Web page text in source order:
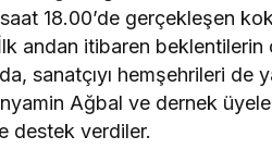
18.00’de gerçekleşen
andan itibaren
sanatçıyı hemşehrileri de
Ağbal ve dernek
destek verdiler.